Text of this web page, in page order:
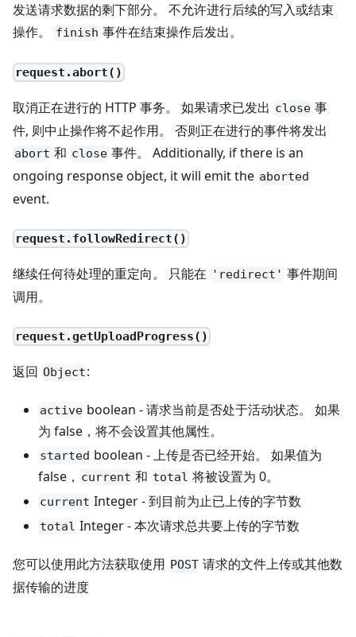
发送请求数据的剩下部分。 不允许进行后续的写入或结束
操作。
finish 事件在结束操作后发出。
request.abort()
取消正在进行的 HTTP 事务。 如果请求已发出 close 事
件, 则中止操作将不起作用。 否则正在进行的事件将发出
abort 和 close 事件。 Additionally, if there is an
ongoing response object, it will emit the aborted
event.
request.followRedirect()
继续任何待处理的重定向。 只能在 'redirect' 事件期间
调用。
request.getUploadProgress()
返回 Object:
active boolean - 请求当前是否处于活动状态。 如果
为 false，将不会设置其他属性。
started boolean - 上传是否已经开始。 如果值为
false， current 和 total 将被设置为 0。
current Integer - 到目前为止已上传的字节数
total Integer - 本次请求总共要上传的字节数
您可以使用此方法获取使用 POST 请求的文件上传或其他数
据传输的进度